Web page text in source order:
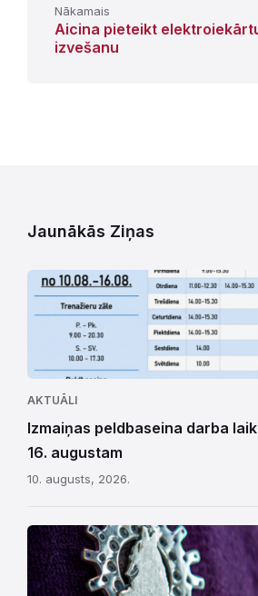
Nākamais
Aicina pieteikt
izvešanu
Jaunākās Ziņas
AKTUĀLI
Izmaiņas peldbaseina darba
16. augustam
10. augusts, 2026.